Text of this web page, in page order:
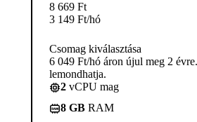
8 669 Ft
3 149 Ft/hó
Csomag kiválasztása
6 049 Ft/hó áron újul meg 2
lemondhatja.
2 vCPU mag
8 GB RAM